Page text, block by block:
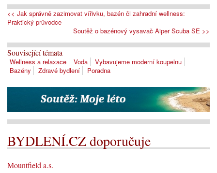
<< Jak správně zazimovat vířivku, bazén či zahradní wellness:
Praktický průvodce
Soutěž o bazénový vysavač Aiper Scuba SE >>
Související témata
Wellness a relaxace Voda
Vybavujeme moderní koupelnu
Bazény
Zdravé bydlení Poradna
BYDLENÍ.CZ doporučuje
Mountfield a.s.